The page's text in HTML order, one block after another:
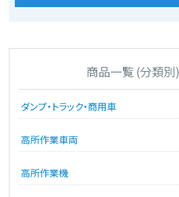
商品一覧 (分類別)
ダンプ・トラック・商用車
高所作業車両
高所作業機